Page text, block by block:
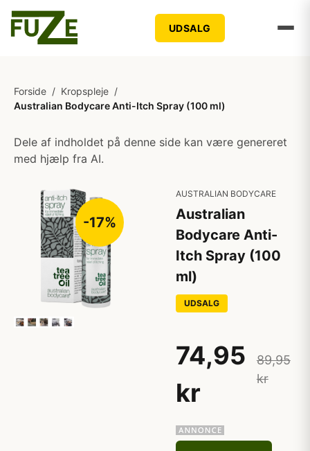
UDSALG
Forside / Kropspleje /
Australian Bodycare Anti-Itch Spray (100 ml)
Dele af indholdet på denne side kan være genereret
med hjælp fra AI.
-17%
AUSTRALIAN BODYCARE
Australian
Bodycare Anti-
Itch Spray (100
ml)
UDSALG
74,95
kr
89,95
kr